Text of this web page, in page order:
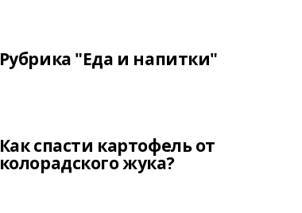
Рубрика "Еда и напитки"
Как спасти картофель от
колорадского жука?